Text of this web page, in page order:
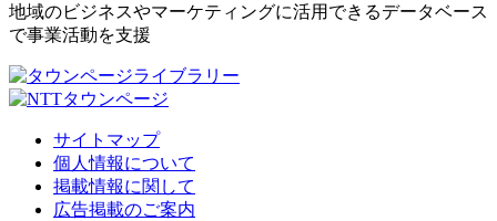
地域のビジネスやマーケティングに活用できるデータベース
で事業活動を支援
サイトマップ
個人情報について
掲載情報に関して
広告掲載のご案内